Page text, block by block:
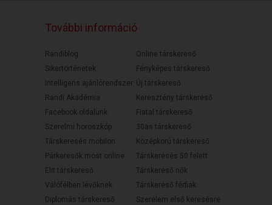
További információ
Randiblog
Sikertörténetek
Intelligens ajánlórendszer
Randi Akadémia
Facebook oldalunk
Szerelmi horoszkóp
Társkeresés mobilon
Párkeresők most online
Elit társkereső
Válófélben lévőknek
Diplomás társkereső
Online társkereső
Fényképes társkereső
Új társkereső
Keresztény társkereső
Fiatal társkereső
30as társkereső
Középkorú társkereső
Társkeresés 50 felett
Társkereső nők
Társkereső férfiak
Szerelem első keresésre